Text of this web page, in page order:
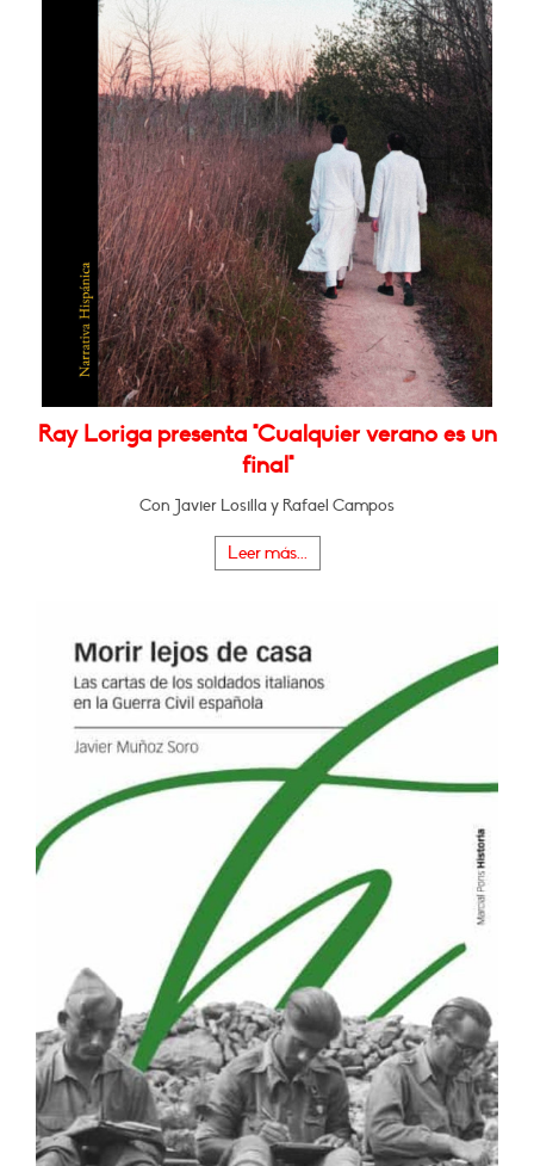
Ray Loriga presenta "Cualquier verano es un
final"
Con Javier Losilla y Rafael Campos
Leer más...